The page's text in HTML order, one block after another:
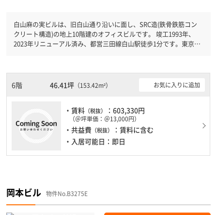
白山麻の実ビルは、旧白山通り沿いに面し、SRC造(鉄骨鉄筋コン
クリート構造)の地上10階建のオフィスビルです。 竣工1993年、
2023年リニューアル済み、都営三田線白山駅徒歩1分です。東京メ
を満たしておりますので、地震対策を検討されている方にオススメ
です。土日・祝日も利用可能になりますので自由に出入りが出来ま
6階 46.41坪 （153.42m²） お気に入りに追加
・賃料 （税抜） ：603,330円
（＠坪単価：＠13,000円）
・共益費 （税抜）
：賃料に含む
・入居可能日：即日
岡本ビル 物件No.B3275E